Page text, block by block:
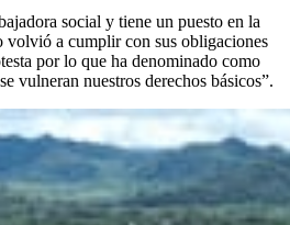
social y tiene un puesto en la
a cumplir con sus obligaciones
por lo que ha denominado como
vulneran nuestros derechos básicos”.